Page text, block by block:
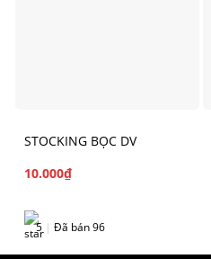
STOCKING BỌC DV
10.000₫
5 | Đã bán 96